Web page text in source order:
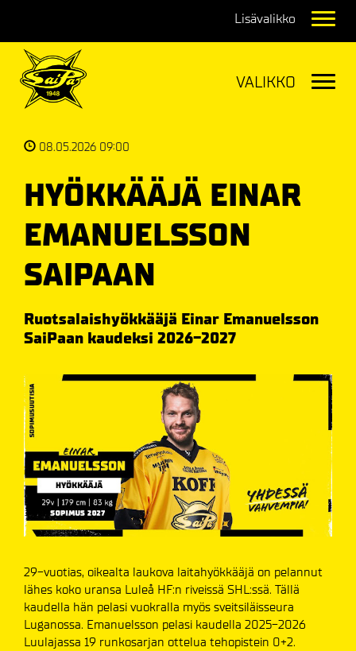
08.05.2026 09:00
HYÖKKÄÄJÄ EINAR
EMANUELSSON
SAIPAAN
Ruotsalaishyökkääjä Einar Emanuelsson
SaiPaan kaudeksi 2026-2027
29-vuotias, oikealta laukova laitahyökkääjä on pelannut
lähes koko uransa Luleå HF:n riveissä SHL:ssä. Tällä
kaudella hän pelasi vuokralla myös sveitsiläisseura
Luganossa. Emanuelsson pelasi kaudella 2025-2026
Luulajassa 19 runkosarjan ottelua tehopistein 0+2.